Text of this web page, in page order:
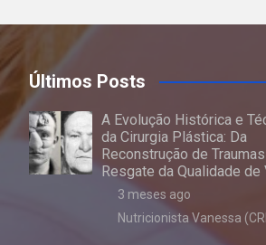
Últimos Posts
A Evolução Histórica e
da Cirurgia Plástica: Da
Reconstrução de
Resgate da Qualidade de
3 meses ago
Nutricionista Vanessa